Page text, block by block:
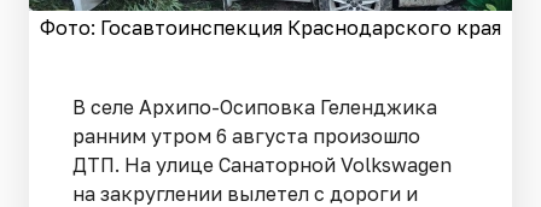
Фото: Госавтоинспекция Краснодарского края
В селе Архипо-Осиповка Геленджика
ранним утром 6 августа произошло
ДТП. На улице Санаторной Volkswagen
на закруглении вылетел с дороги и